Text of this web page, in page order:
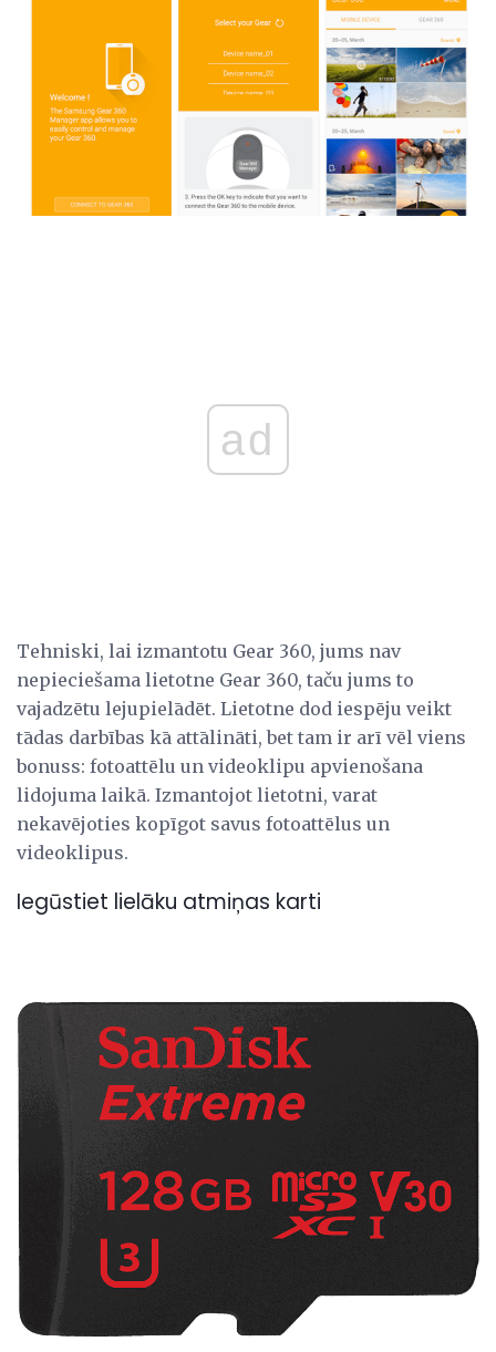
ad
Tehniski, lai izmantotu Gear 360, jums nav
nepieciešama lietotne Gear 360, taču jums to
vajadzētu lejupielādēt. Lietotne dod iespēju veikt
tādas darbības kā attālināti, bet tam ir arī vēl viens
bonuss: fotoattēlu un videoklipu apvienošana
lidojuma laikā. Izmantojot lietotni, varat
nekavējoties kopīgot savus fotoattēlus un
videoklipus.
Iegūstiet lielāku atmiņas karti